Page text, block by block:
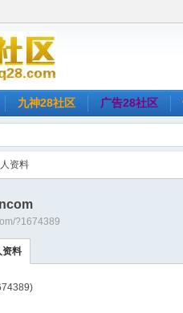
九神28社区 广告28社区
资料
?1674389
资料